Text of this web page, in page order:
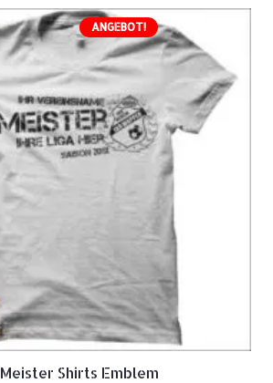
ANGEBOT!
Meister Shirts Emblem